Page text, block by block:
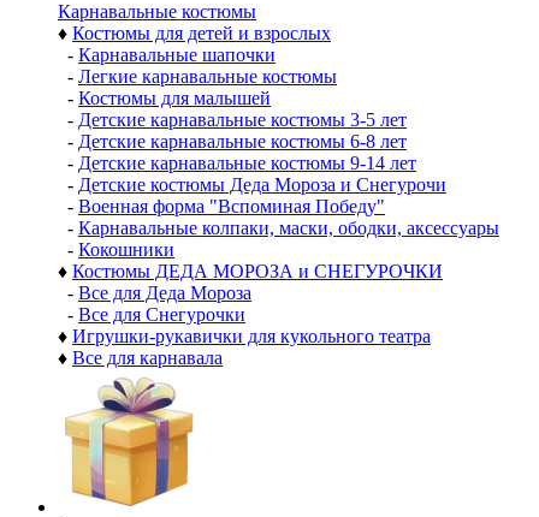
Карнавальные костюмы
♦ Костюмы для детей и взрослых
- Карнавальные шапочки
- Легкие карнавальные костюмы
- Костюмы для малышей
- Детские карнавальные костюмы 3-5 лет
- Детские карнавальные костюмы 6-8 лет
- Детские карнавальные костюмы 9-14 лет
- Детские костюмы Деда Мороза и Снегурочи
- Военная форма "Вспоминая Победу"
- Карнавальные колпаки, маски, ободки, аксессуары
- Кокошники
♦ Костюмы ДЕДА МОРОЗА и СНЕГУРОЧКИ
- Все для Деда Мороза
- Все для Снегурочки
♦ Игрушки-рукавички для кукольного театра
♦ Все для карнавала